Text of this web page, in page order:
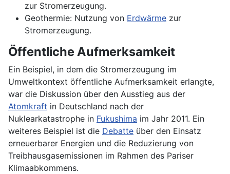
zur Stromerzeugung.
Geothermie: Nutzung von Erdwärme zur
Stromerzeugung.
Öffentliche Aufmerksamkeit
Ein Beispiel, in dem die Stromerzeugung im
Umweltkontext öffentliche Aufmerksamkeit erlangte,
war die Diskussion über den Ausstieg aus der
Atomkraft in Deutschland nach der
Nuklearkatastrophe in Fukushima im Jahr 2011. Ein
weiteres Beispiel ist die Debatte über den Einsatz
erneuerbarer Energien und die Reduzierung von
Treibhausgasemissionen im Rahmen des Pariser
Klimaabkommens.